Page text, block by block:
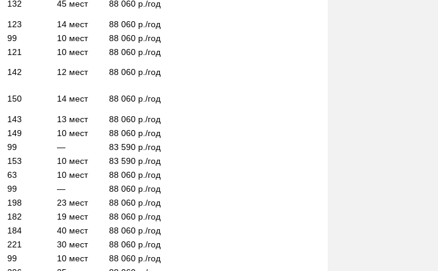
132 45 мест 88 060 р./год
123 14 мест 88 060 р./год
99 10 мест 88 060 р./год
121 10 мест 88 060 р./год
142 12 мест 88 060 р./год
150 14 мест 88 060 р./год
143 13 мест 88 060 р./год
149 10 мест 88 060 р./год
99 — 83 590 р./год
153 10 мест 83 590 р./год
63 10 мест 88 060 р./год
99 — 88 060 р./год
198 23 мест 88 060 р./год
182 19 мест 88 060 р./год
184 40 мест 88 060 р./год
221 30 мест 88 060 р./год
99 10 мест 88 060 р./год